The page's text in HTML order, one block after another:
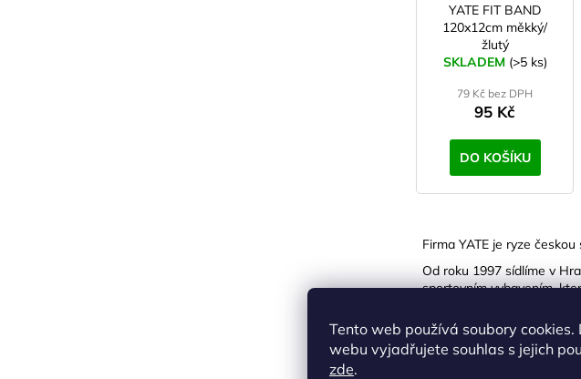
Tento web používá soubory
webu vyjadřujete souhlas s jejich
zde.
YATE FIT BAND
120x12cm měkký/
žlutý
SKLADEM (>5 ks)
79 Kč bez DPH
95 Kč
DO KOŠÍKU
Firma YATE je ryze
Od roku 1997 sídlíme v
sportovním vybavením,
Našimi produkty se
trénink lukostřelby a